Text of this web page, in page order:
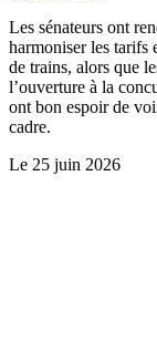
Les sénateurs ont
harmoniser les tarifs
de trains, alors que
l’ouverture à la
ont bon espoir de
cadre.
Le 25 juin 2026